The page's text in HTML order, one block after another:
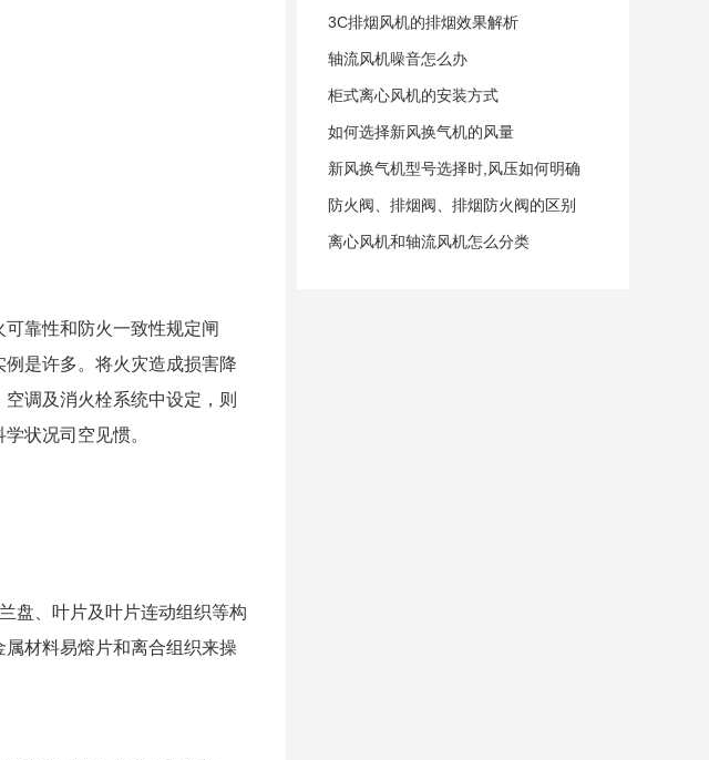
靠性和防火一致性规定闸
是许多。将火灾造成损害降
调及消火栓系统中设定，则
状况司空见惯。
盘、叶片及叶片连动组织等构
材料易熔片和离合组织来操
3C排烟风机的排烟效果解析
轴流风机噪音怎么办
柜式离心风机的安装方式
如何选择新风换气机的风量
新风换气机型号选择时,风压如何明确
防火阀、排烟阀、排烟防火阀的区别
离心风机和轴流风机怎么分类